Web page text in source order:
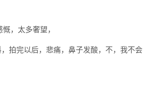
，太多奢望，
拍完以后，悲痛，鼻子发酸，不，我不会